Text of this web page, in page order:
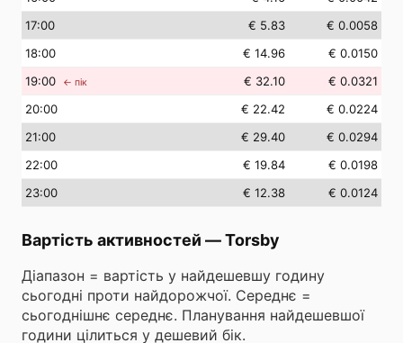
17:00 € 5.83
€ 0.0058
18:00 € 14.96
€ 0.0150
19:00 ← пік € 32.10
€ 0.0321
20:00 € 22.42
€ 0.0224
21:00 € 29.40
€ 0.0294
22:00 € 19.84
€ 0.0198
23:00 € 12.38 € 0.0124
Вартість активностей —Torsby
Діапазон = вартість у найдешевшу годину
сьогодні проти найдорожчої. Середнє =
сьогоднішнє середнє. Планування найдешевшої
години цілиться у дешевий бік.